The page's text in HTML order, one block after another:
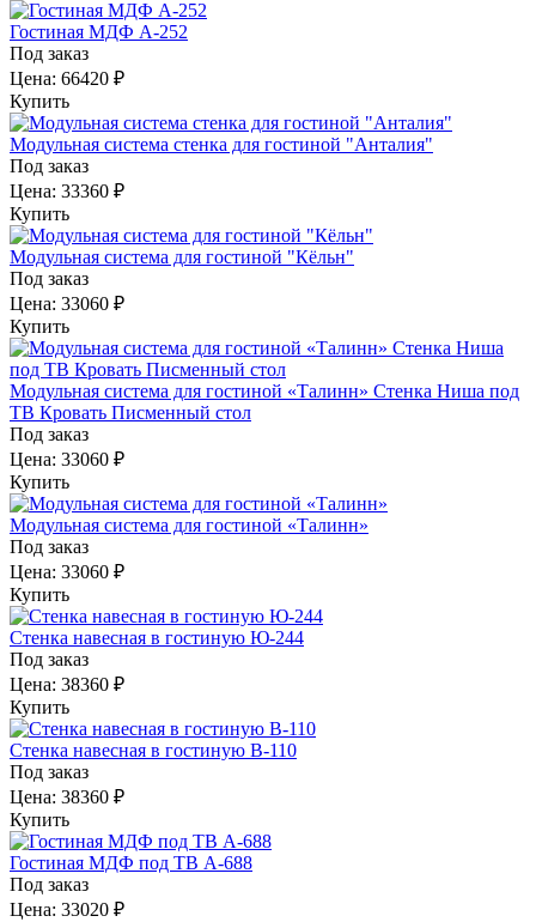
Гостиная МДФ А-252
Под заказ
Цена: 66420 ₽
Купить
Модульная система стенка для гостиной "Анталия"
Под заказ
Цена: 33360 ₽
Купить
Модульная система для гостиной "Кёльн"
Под заказ
Цена: 33060 ₽
Купить
Модульная система для гостиной «Талинн» Стенка Ниша под
ТВ Кровать Писменный стол
Под заказ
Цена: 33060 ₽
Купить
Модульная система для гостиной «Талинн»
Под заказ
Цена: 33060 ₽
Купить
Стенка навесная в гостиную Ю-244
Под заказ
Цена: 38360 ₽
Купить
Стенка навесная в гостиную В-110
Под заказ
Цена: 38360 ₽
Купить
Гостиная МДФ под ТВ А-688
Под заказ
Цена: 33020 ₽